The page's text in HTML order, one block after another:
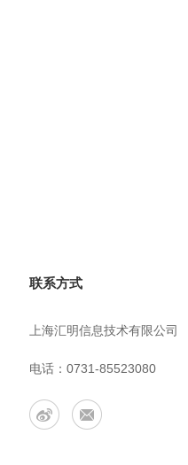
联系方式
上海汇明信息技术有限公司
电话：0731-85523080